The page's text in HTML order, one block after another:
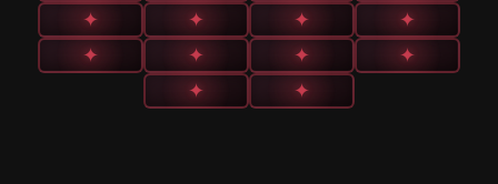
✦
✦ ✦
✦
✦
✦ ✦
✦
✦
✦